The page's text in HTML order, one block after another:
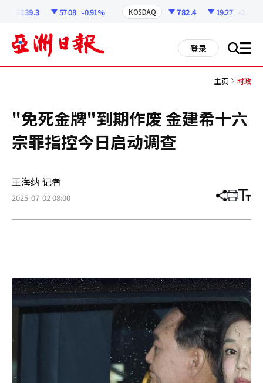
6239.3 57.08 -0.91% KOSDAQ 782.4 19.27 -2.4%
登录 搜 all
主页 时政
"免死金牌"到期作废 金建希十六
宗罪指控今日启动调查
王海纳 记者
2025-07-02 08:00 分
章
打 调
小